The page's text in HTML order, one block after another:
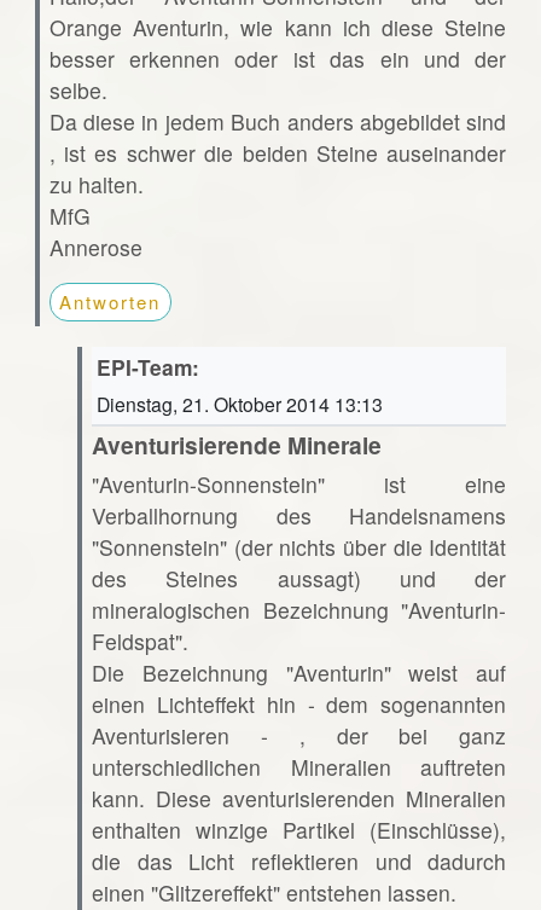
Orange Aventurin, wie kann ich diese Steine
besser erkennen oder ist das ein und der
selbe.
Da diese in jedem Buch anders abgebildet sind
, ist es schwer die beiden Steine auseinander
zu halten.
MfG
Annerose
Antworten
EPI-Team:
Dienstag, 21. Oktober 2014 13:13
Aventurisierende Minerale
"Aventurin-Sonnenstein" ist eine
Verballhornung des Handelsnamens
"Sonnenstein" (der nichts über die Identität
des Steines aussagt) und der
mineralogischen Bezeichnung "Aventurin-
Feldspat".
Die Bezeichnung "Aventurin" weist auf
einen Lichteffekt hin - dem sogenannten
Aventurisieren - , der bei ganz
unterschiedlichen Mineralien auftreten
kann. Diese aventurisierenden Mineralien
enthalten winzige Partikel (Einschlüsse),
die das Licht reflektieren und dadurch
einen "Glitzereffekt" entstehen lassen.